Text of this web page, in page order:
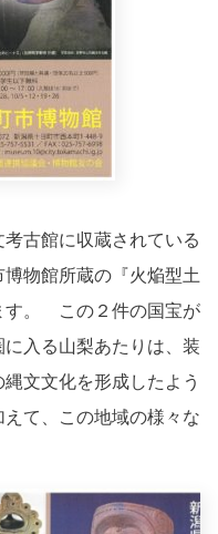
古館に収蔵されている
博物館所蔵の『火焔型土
す。 この２件の国宝が
入る山梨あたりは、装
文文化を形成したよう
て、この地域の様々な